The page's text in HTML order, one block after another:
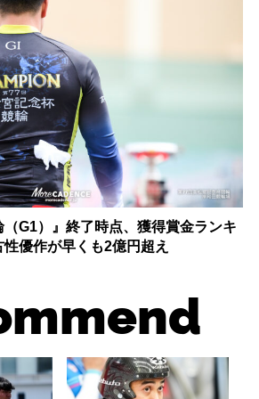
（G1）』終了時点、獲得賞金ランキ
優作が早くも2億円超え